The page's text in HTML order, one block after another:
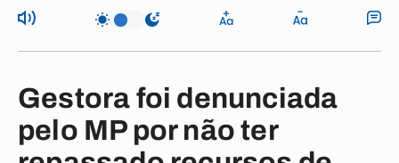
Gestora foi denunciada
pelo MP por não ter